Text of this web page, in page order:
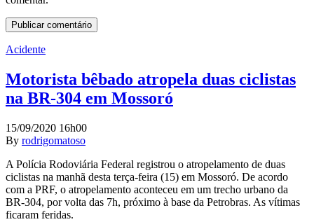
Acidente
Motorista bêbado atropela duas ciclistas
na BR-304 em Mossoró
15/09/2020 16h00
By rodrigomatoso
A Polícia Rodoviária Federal registrou o atropelamento de duas
ciclistas na manhã desta terça-feira (15) em Mossoró. De acordo
com a PRF, o atropelamento aconteceu em um trecho urbano da
BR-304, por volta das 7h, próximo à base da Petrobras. As vítimas
ficaram feridas.